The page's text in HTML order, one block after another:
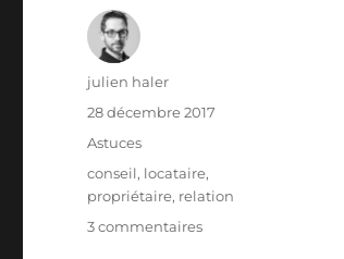
Auteur
julien haler
Publié
28 décembre 2017
Catégories
Astuces
Étiquettes
conseil, locataire,
propriétaire, relation
3 commentairessur